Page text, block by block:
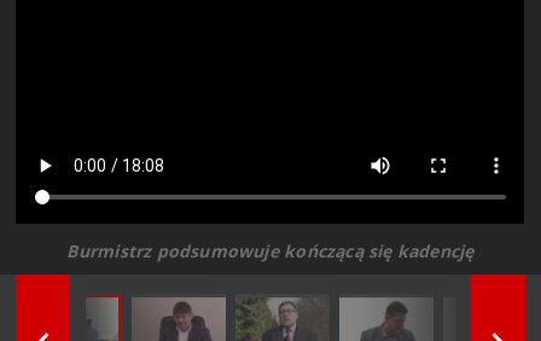
Burmistrz podsumowuje kończącą się kadencję